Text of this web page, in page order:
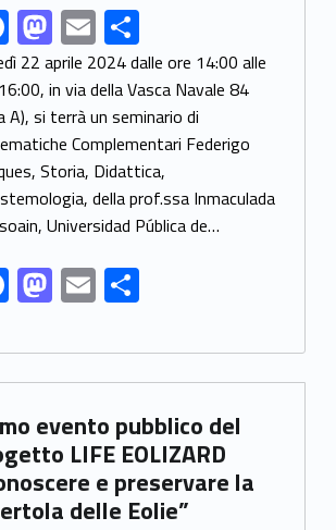
link-archive-39573
F
ac
e
b
o
o
k
M
as
to
d
o
n
E
m
ai
l
S
h
ar
e
22 aprile 2024 dalle ore 14:00 alle
in via della Vasca Navale 84
A), si terrà un seminario di
Complementari Federigo
Storia, Didattica,
della prof.ssa Inmaculada
Universidad Pública de…
F
ac
e
b
o
o
k
M
as
to
d
o
n
E
m
ai
l
S
ar
e
archive-41145 evento pubblico del
LIFE EOLIZARD
e preservare la
delle Eolie”